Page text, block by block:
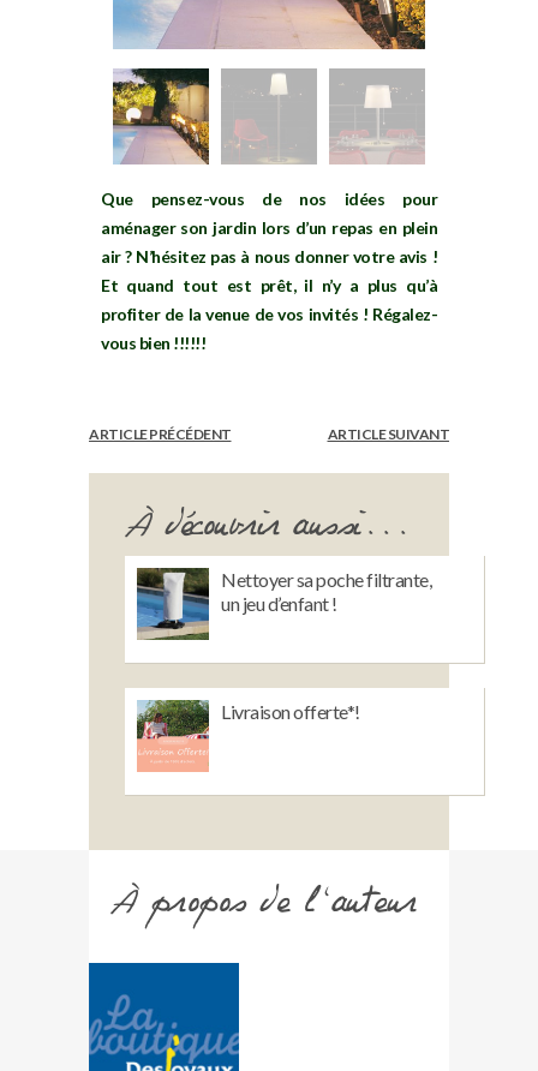
Que pensez-vous de nos idées pour
aménager son jardin lors d’un repas en plein
air ? N’hésitez pas à nous donner votre avis !
Et quand tout est prêt, il n’y a plus qu’à
profiter de la venue de vos invités ! Régalez-
vous bien !!!!!!
ARTICLE PRÉCÉDENT ARTICLE SUIVANT
À découvrir aussi...
Nettoyer sa poche filtrante,
un jeu d’enfant !
Livraison offerte*!
À propos de l'auteur